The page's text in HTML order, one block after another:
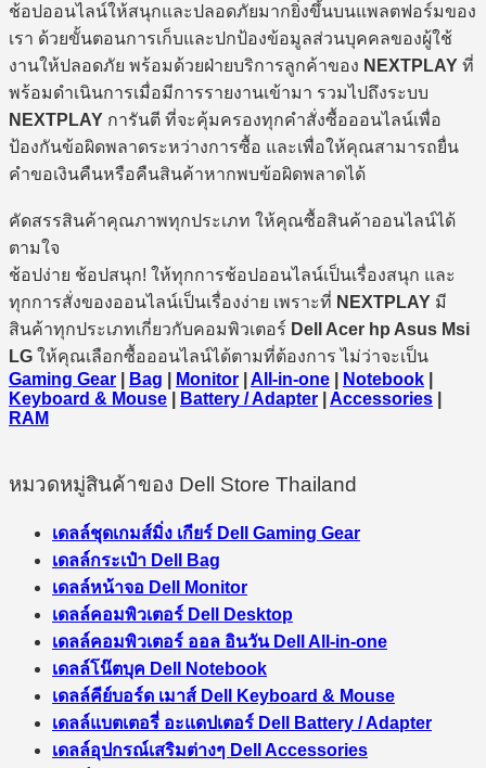
ช้อปออนไลน์ให้สนุกและปลอดภัยมากยิ่งขึ้นบนแพลตฟอร์มของ
เรา ด้วยขั้นตอนการเก็บและปกป้องข้อมูลส่วนบุคคลของผู้ใช้
งานให้ปลอดภัย พร้อมด้วยฝ่ายบริการลูกค้าของ NEXTPLAY ที่
พร้อมดำเนินการเมื่อมีการรายงานเข้ามา รวมไปถึงระบบ
NEXTPLAY การันตี ที่จะคุ้มครองทุกคำสั่งซื้อออนไลน์เพื่อ
ป้องกันข้อผิดพลาดระหว่างการซื้อ และเพื่อให้คุณสามารถยื่น
คำขอเงินคืนหรือคืนสินค้าหากพบข้อผิดพลาดได้
คัดสรรสินค้าคุณภาพทุกประเภท ให้คุณซื้อสินค้าออนไลน์ได้
ตามใจ
ช้อปง่าย ช้อปสนุก! ให้ทุกการช้อปออนไลน์เป็นเรื่องสนุก และ
ทุกการสั่งของออนไลน์เป็นเรื่องง่าย เพราะที่ NEXTPLAY มี
สินค้าทุกประเภทเกี่ยวกับคอมพิวเตอร์ Dell Acer hp Asus Msi
LG ให้คุณเลือกซื้อออนไลน์ได้ตามที่ต้องการ ไม่ว่าจะเป็น
Gaming Gear
Bag Monitor All-in-one Notebook
Keyboard & Mouse
Battery / Adapter Accessories
RAM
หมวดหมู่สินค้าของ Dell Store Thailand
เดลล์ชุดเกมส์มิ่ง เกียร์ Dell Gaming Gear
เดลล์กระเป๋า Dell Bag
เดลล์หน้าจอ Dell Monitor
เดลล์คอมพิวเตอร์ Dell Desktop
เดลล์คอมพิวเตอร์ ออล อินวัน Dell All-in-one
เดลล์โน๊ตบุค Dell Notebook
เดลล์คีย์บอร์ด เมาส์ Dell Keyboard & Mouse
เดลล์แบตเตอรี่ อะแดปเตอร์ Dell Battery / Adapter
เดลล์อุปกรณ์เสริมต่างๆ Dell Accessories